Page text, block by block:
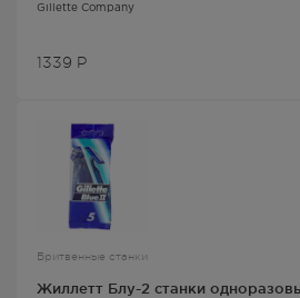
Gillette Company
1339 Р
Бритвенные станки
Жиллетт Блу-2 станки